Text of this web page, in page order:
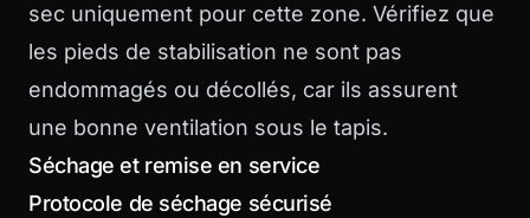
sec uniquement pour cette zone. Vérifiez que
les pieds de stabilisation ne sont pas
endommagés ou décollés, car ils assurent
une bonne ventilation sous le tapis.
Séchage et remise en service
Protocole de séchage sécurisé